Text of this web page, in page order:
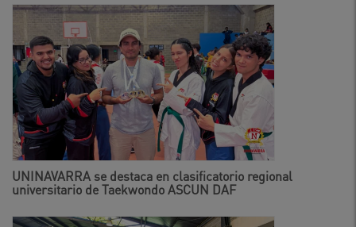
UNINAVARRA se destaca en clasificatorio regional
universitario de Taekwondo ASCUN DAF